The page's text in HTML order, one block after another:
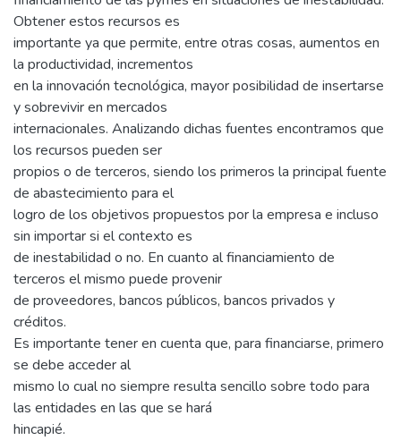
Obtener estos recursos es
importante ya que permite, entre otras cosas, aumentos en
la productividad, incrementos
en la innovación tecnológica, mayor posibilidad de insertarse
y sobrevivir en mercados
internacionales. Analizando dichas fuentes encontramos que
los recursos pueden ser
propios o de terceros, siendo los primeros la principal fuente
de abastecimiento para el
logro de los objetivos propuestos por la empresa e incluso
sin importar si el contexto es
de inestabilidad o no. En cuanto al financiamiento de
terceros el mismo puede provenir
de proveedores, bancos públicos, bancos privados y
créditos.
Es importante tener en cuenta que, para financiarse, primero
se debe acceder al
mismo lo cual no siempre resulta sencillo sobre todo para
las entidades en las que se hará
hincapié.